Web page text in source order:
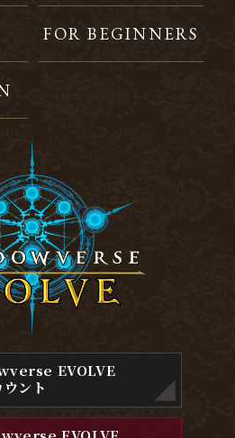
FOR BEGINNERS
EVOLVE
ント